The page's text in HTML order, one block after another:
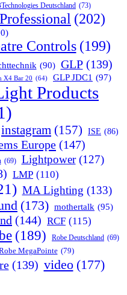
Deutschland (73)
(202)
Controls (199)
(90) GLP (139)
X4 Bar 20 (64) GLP JDC1 (97)
Products
instagram (157) ISE (86)
Europe (147)
(69) Lightpower (127)
LMP (110)
MA Lighting (133)
(173) mothertalk (95)
(144) RCF (115)
(189) Robe Deutschland (69)
MegaPointe (79)
(139) video (177)